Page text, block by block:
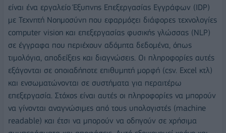
είναι ένα εργαλείο Έξυπνης Επεξεργασίας Εγγράφων (IDP)
με Τεχνητή Νοημοσύνη που εφαρμόζει διάφορες τεχνολογίες
computer vision και επεξεργασίας φυσικής γλώσσας (NLP)
σε έγγραφα που περιέχουν αδόμητα δεδομένα, όπως
τιμολόγια, αποδείξεις και διαγνώσεις. Οι πληροφορίες αυτές
εξάγονται σε οποιαδήποτε επιθυμητή μορφή (csv. Excel κτλ)
και ενσωματώνονται σε συστήματα για περαιτέρω
επεξεργασία. Στόχος είναι αυτές οι πληροφορίες να μπορούν
να γίνονται αναγνώσιμες από τους υπολογιστές (machine
readable) και έτσι να μπορούν να οδηγούν σε χρήσιμα